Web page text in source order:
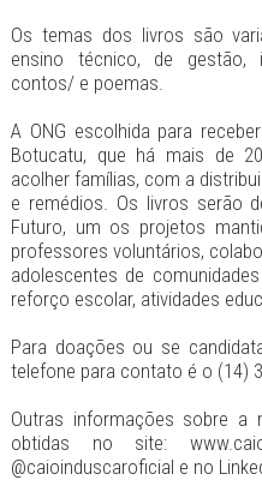
Os temas dos livros são
ensino técnico, de gestão,
contos/ e poemas.
A ONG escolhida para
Botucatu, que há mais de
acolher famílias, com a
e remédios. Os livros serão
Futuro, um os projetos
professores voluntários,
adolescentes de
reforço escolar, atividades
Para doações ou se
telefone para contato é o (14)
Outras informações sobre a
obtidas no site:
@caioinduscaroficial e no